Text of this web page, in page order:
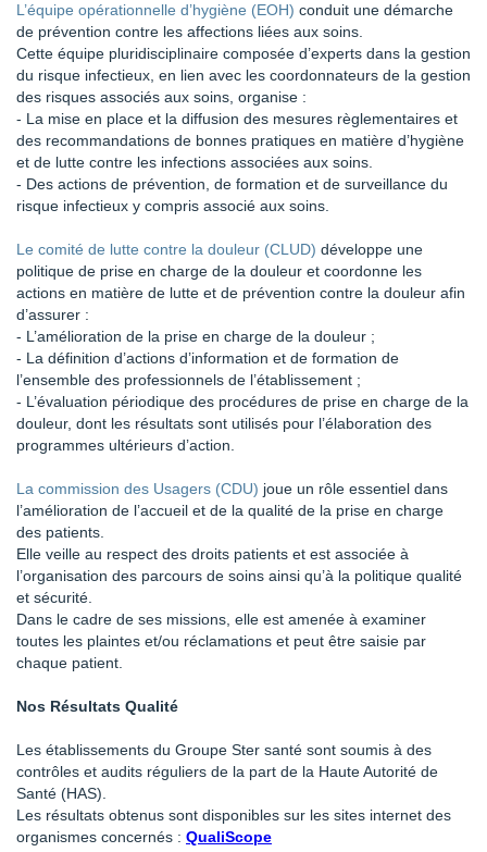
L’équipe opérationnelle d’hygiène (EOH) conduit une démarche
de prévention contre les affections liées aux soins.
Cette équipe pluridisciplinaire composée d’experts dans la gestion
du risque infectieux, en lien avec les coordonnateurs de la gestion
des risques associés aux soins, organise :
- La mise en place et la diffusion des mesures règlementaires et
des recommandations de bonnes pratiques en matière d’hygiène
et de lutte contre les infections associées aux soins.
- Des actions de prévention, de formation et de surveillance du
risque infectieux y compris associé aux soins.
Le comité de lutte contre la douleur (CLUD) développe une
politique de prise en charge de la douleur et coordonne les
actions en matière de lutte et de prévention contre la douleur afin
d’assurer :
- L’amélioration de la prise en charge de la douleur ;
- La définition d’actions d’information et de formation de
l’ensemble des professionnels de l’établissement ;
- L’évaluation périodique des procédures de prise en charge de la
douleur, dont les résultats sont utilisés pour l’élaboration des
programmes ultérieurs d’action.
La commission des Usagers (CDU) joue un rôle essentiel dans
l’amélioration de l’accueil et de la qualité de la prise en charge
des patients.
Elle veille au respect des droits patients et est associée à
l’organisation des parcours de soins ainsi qu’à la politique qualité
et sécurité.
Dans le cadre de ses missions, elle est amenée à examiner
toutes les plaintes et/ou réclamations et peut être saisie par
chaque patient.
Nos Résultats Qualité
Les établissements du Groupe Ster santé sont soumis à des
contrôles et audits réguliers de la part de la Haute Autorité de
Santé (HAS).
Les résultats obtenus sont disponibles sur les sites internet des
organismes concernés : QualiScope